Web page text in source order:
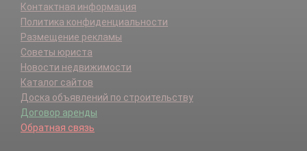
Контактная информация
Политика конфиденциальности
Размещение рекламы
Советы юриста
Новости недвижимости
Каталог сайтов
Доска объявлений по строительству
Договор аренды
Обратная связь